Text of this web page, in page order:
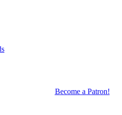
Become a Patron!